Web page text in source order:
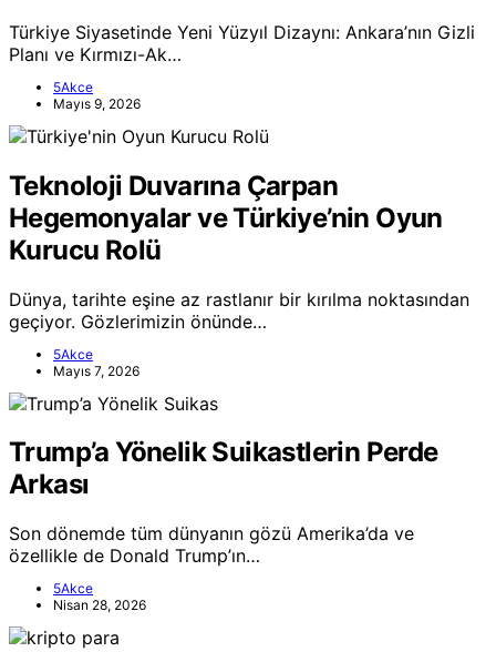
Türkiye Siyasetinde Yeni Yüzyıl Dizaynı: Ankara’nın Gizli
Planı ve Kırmızı-Ak…
5Akce
Mayıs 9, 2026
Teknoloji Duvarına Çarpan
Hegemonyalar ve Türkiye’nin Oyun
Kurucu Rolü
Dünya, tarihte eşine az rastlanır bir kırılma noktasından
geçiyor. Gözlerimizin önünde…
5Akce
Mayıs 7, 2026
Trump’a Yönelik Suikastlerin Perde
Arkası
Son dönemde tüm dünyanın gözü Amerika’da ve
özellikle de Donald Trump’ın…
5Akce
Nisan 28, 2026